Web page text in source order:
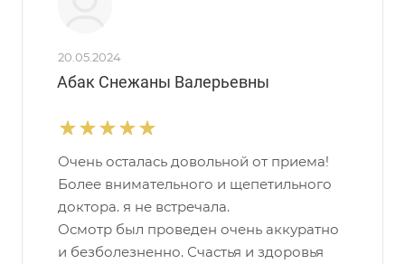
20.05.2024
Абак Снежаны Валерьевны
Очень осталась довольной от приема!
Более внимательного и щепетильного
доктора. я не встречала.
Осмотр был проведен очень аккуратно
и безболезненно. Счастья и здоровья